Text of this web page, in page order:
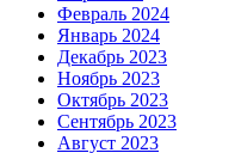
Февраль 2024
Январь 2024
Декабрь 2023
Ноябрь 2023
Октябрь 2023
Сентябрь 2023
Август 2023